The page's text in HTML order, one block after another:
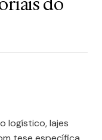
logístico, lajes